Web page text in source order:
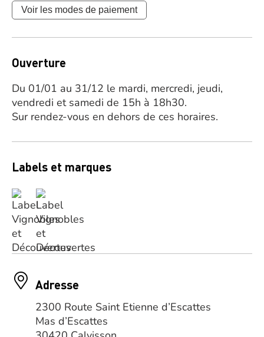
Voir les modes de paiement
Ouverture
Du 01/01 au 31/12 le mardi, mercredi, jeudi,
vendredi et samedi de 15h à 18h30.
Sur rendez-vous en dehors de ces horaires.
Labels et marques
Adresse
2300 Route Saint Etienne d’Escattes
Mas d’Escattes